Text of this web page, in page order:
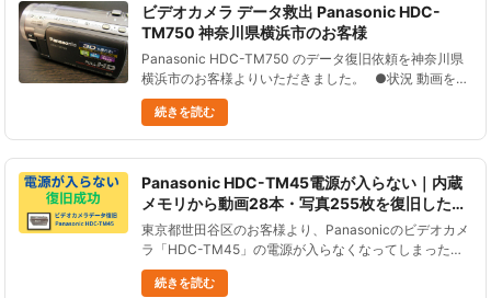
ビデオカメラ データ救出 Panasonic HDC-
TM750 神奈川県横浜市のお客様
Panasonic HDC-TM750 のデータ復旧依頼を神奈川県
横浜市のお客様よりいただきました。 ●状況 動画を誤
って消してしまった。 ●データ復元処理の結果 およそ
５時間１９分の動画を復旧することがで......
続きを読む
Panasonic HDC-TM45電源が入らない｜内蔵
メモリから動画28本・写真255枚を復旧した事
例【ビデオカメラデータ復旧】
東京都世田谷区のお客様より、Panasonicのビデオカメ
ラ「HDC-TM45」の電源が入らなくなってしまった、
というご相談をいただきました。お子さまの成長を記録
した動画や写真が取り出せず、たいへんお困りのご様子
続きを読む